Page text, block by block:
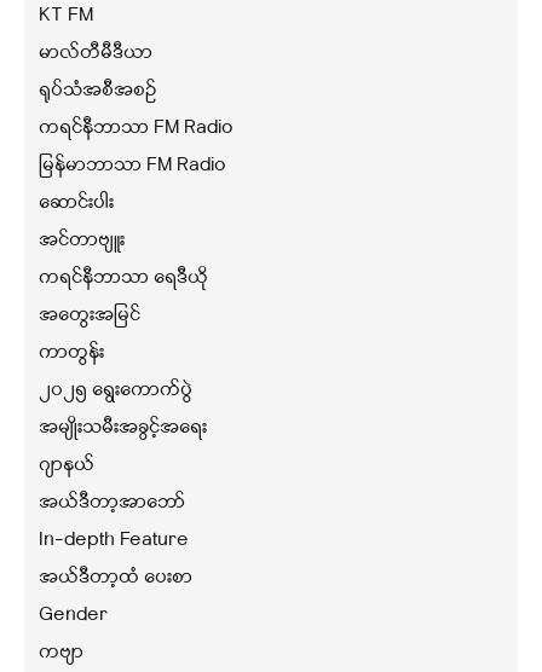
KT FM
မာလ်တီမီဒီယာ
ရုပ်သံအစီအစဉ်
ကရင်နီဘာသာ FM Radio
မြန်မာဘာသာ FM Radio
ဆောင်းပါး
အင်တာဗျူး
ကရင်နီဘာသာ ရေဒီယို
အတွေးအမြင်
ကာတွန်း
၂၀၂၅ ရွေးကောက်ပွဲ
အမျိုးသမီးအခွင့်အရေး
ဂျာနယ်
အယ်ဒီတာ့အာဘော်
In-depth Feature
အယ်ဒီတာ့ထံ ပေးစာ
Gender
ကဗျာ